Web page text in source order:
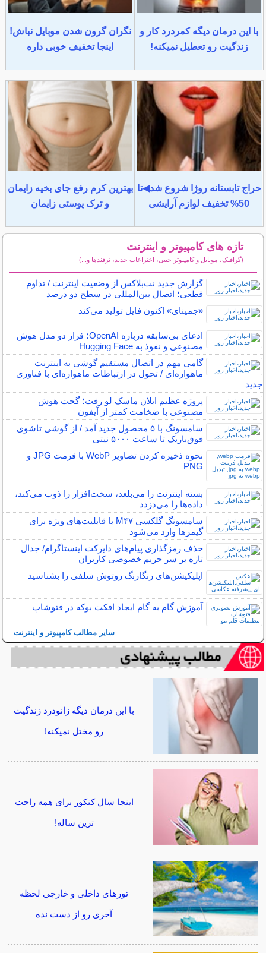
با این درمان دیگه کمردرد کار و
زندگیت رو تعطیل نمیکنه!
نگران گرون شدن موبایل نباش!
اینجا تخفیف خوبی داره
حراج تابستانه روژا شروع شد◀تا
50% تخفیف لوازم آرایشی
بهترین کرم رفع جای بخیه زایمان
و ترک پوستی زایمان
تازه های کامپیوتر و اینترنت
(گرافیک، موبایل و کامپیوتر جیبی، اختراعات جدید، ترفندها و...)
گزارش جدید نت‌بلاکس از وضعیت اینترنت / تداوم
قطعی؛ اتصال بین‌المللی در سطح دو درصد
«جمینای» اکنون فایل تولید می‌کند
ادعای بی‌سابقه درباره OpenAI؛ فرار دو مدل هوش
مصنوعی و نفوذ به Hugging Face
گامی مهم در اتصال مستقیم گوشی‌ به اینترنت
ماهواره‌ای / تحول در ارتباطات ماهواره‌ای با فناوری
جدید
پروژه عظیم ایلان ماسک لو رفت؛ گجت هوش
مصنوعی با ضخامت کمتر از آیفون
سامسونگ با ۵ محصول جدید آمد / از گوشی تاشوی
فوق‌باریک تا ساعت ۵۰۰۰ نیتی
نحوه ذخیره‌ کردن تصاویر WebP با فرمت JPG و
PNG
بسته اینترنت را می‌بلعد، سخت‌افزار را ذوب می‌کند،
داده‌ها را می‌دزدد
سامسونگ گلکسی M۴۷ با قابلیت‌های ویژه برای
گیمرها وارد می‌شود
حذف رمزگذاری پیام‌های دایرکت اینستاگرام/ جدال
تازه بر سر حریم خصوصی کاربران
اپلیکیشن‌های رنگارنگ روتوش سلفی را بشناسید
آموزش گام به گام ایجاد افکت بوکه در فتوشاپ
سایر مطالب کامپیوتر و اینترنت
با این درمان دیگه زانودرد زندگیت
رو مختل نمیکنه!
اینجا سال کنکور برای همه راحت
ترین ساله!
تورهای داخلی و خارجی لحظه
آخری رو از دست نده